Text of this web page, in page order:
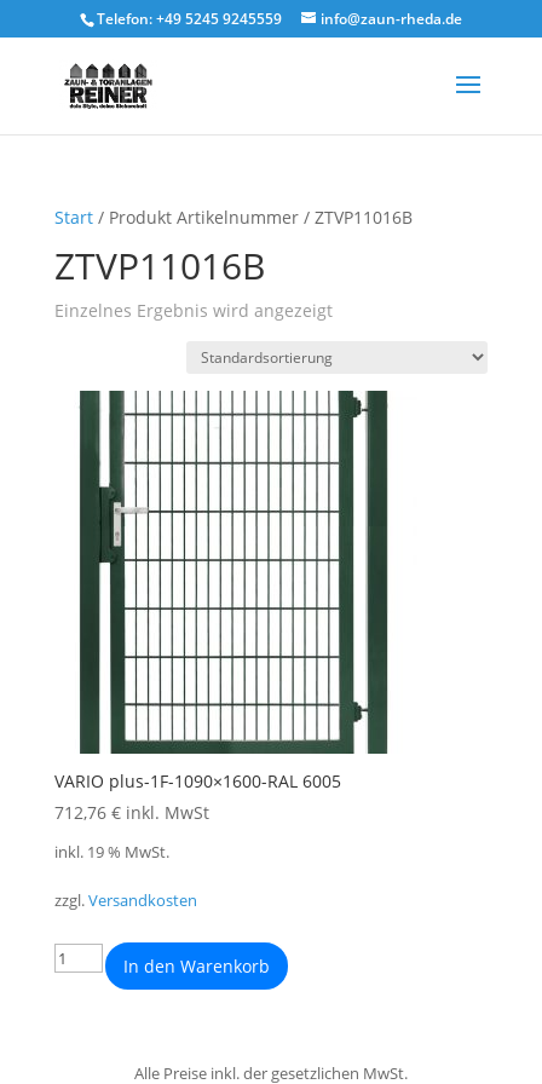
Telefon: +49 5245 9245559 info@zaun-rheda.de
Start/ Produkt Artikelnummer / ZTVP11016B
ZTVP11016B
Einzelnes Ergebnis wird angezeigt
VARIO plus-1F-1090×1600-RAL 6005
712,76 € inkl. MwSt
inkl. 19 % MwSt.
zzgl.Versandkosten
In den Warenkorb
Alle Preise inkl. der gesetzlichen MwSt.